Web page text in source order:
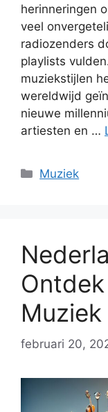
herinneringen
veel
radiozenders
playlists
muziekstijlen
wereldwijd
nieuwe
artiesten en …
Categorieën
Muziek
Muziek
februari 20,